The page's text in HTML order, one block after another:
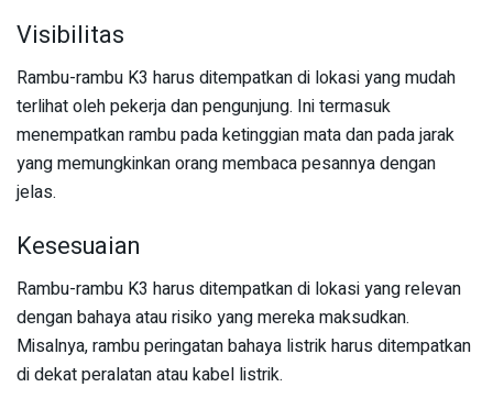
Visibilitas
Rambu-rambu K3 harus ditempatkan di lokasi yang mudah
terlihat oleh pekerja dan pengunjung. Ini termasuk
menempatkan rambu pada ketinggian mata dan pada jarak
yang memungkinkan orang membaca pesannya dengan
jelas.
Kesesuaian
Rambu-rambu K3 harus ditempatkan di lokasi yang relevan
dengan bahaya atau risiko yang mereka maksudkan.
Misalnya, rambu peringatan bahaya listrik harus ditempatkan
di dekat peralatan atau kabel listrik.